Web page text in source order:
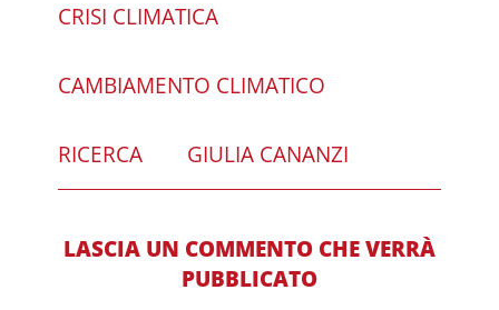
CRISI CLIMATICA
CAMBIAMENTO CLIMATICO
RICERCA GIULIA CANANZI
LASCIA UN COMMENTO CHE VERRÀ
PUBBLICATO